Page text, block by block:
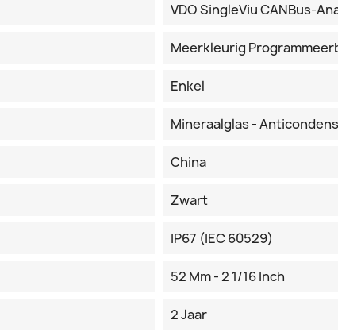
VDO SingleViu CANBus-
Meerkleurig
Enkel
Mineraalglas - Anticondens
China
Zwart
IP67 (IEC 60529)
52 Mm - 2 1/16 Inch
2 Jaar